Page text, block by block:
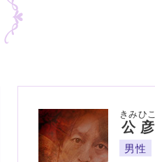
公彦
きみひこ
男性